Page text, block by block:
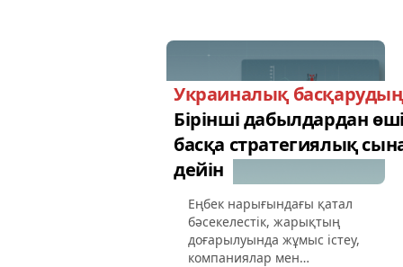
тақталары арқылы
бейнелеуден бастап...
Украиналық
Бірінші дабылдардан
басқа стратегиялық
дейін
Еңбек нарығындағы қатал
бәсекелестік, жарықтың
доғарылуында жұмыс істеу,
компаниялар мен